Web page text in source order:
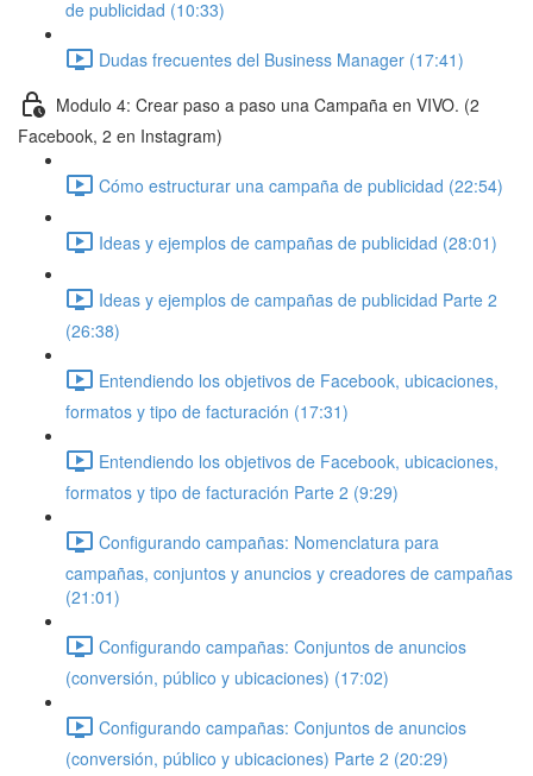
de publicidad (10:33)
Dudas frecuentes del Business Manager (17:41)
Modulo 4: Crear paso a paso una Campaña en VIVO. (2
Facebook, 2 en Instagram)
Cómo estructurar una campaña de publicidad (22:54)
Ideas y ejemplos de campañas de publicidad (28:01)
Ideas y ejemplos de campañas de publicidad Parte 2
(26:38)
Entendiendo los objetivos de Facebook, ubicaciones,
formatos y tipo de facturación (17:31)
Entendiendo los objetivos de Facebook, ubicaciones,
formatos y tipo de facturación Parte 2 (9:29)
Configurando campañas: Nomenclatura para
campañas, conjuntos y anuncios y creadores de campañas
(21:01)
Configurando campañas: Conjuntos de anuncios
(conversión, público y ubicaciones) (17:02)
Configurando campañas: Conjuntos de anuncios
(conversión, público y ubicaciones) Parte 2 (20:29)